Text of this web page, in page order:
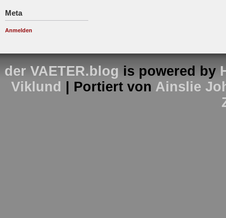
Meta
Anmelden
der VAETER.blog is powered by
Viklund
| Portiert von Ainslie